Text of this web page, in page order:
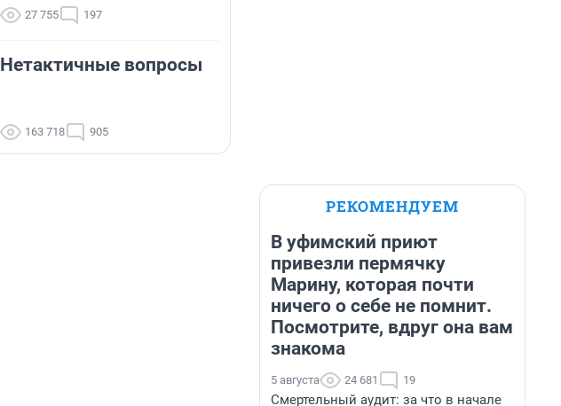
27 755 197
Нетактичные вопросы
163 718 905
РЕКОМЕНДУЕМ
В уфимский приют
привезли пермячку
Марину, которая почти
ничего о себе не помнит.
Посмотрите, вдруг она вам
знакома
5 августа 24 681 19
Смертельный аудит: за что в начале